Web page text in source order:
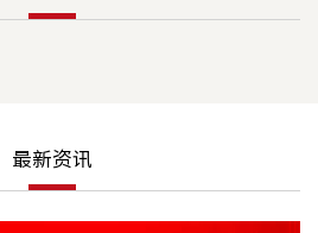
最新资讯